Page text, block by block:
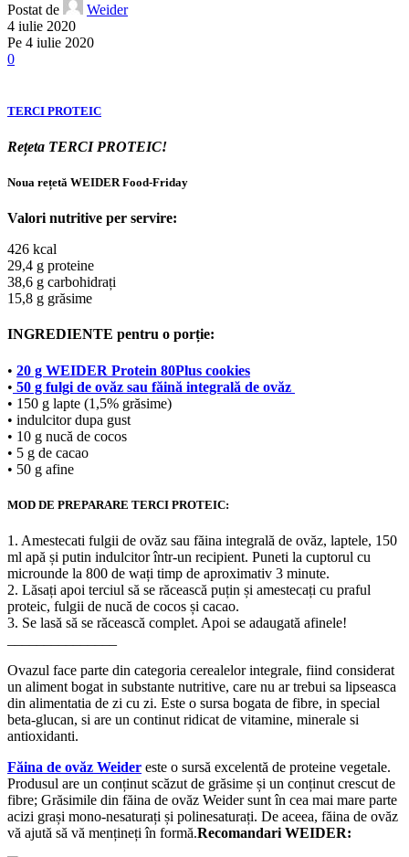
Postat de
Weider
4 iulie 2020
Pe 4 iulie 2020
0
TERCI PROTEIC
Rețeta TERCI PROTEIC!
Noua rețetă WEIDER Food-Friday
Valori nutritive per servire:
426 kcal
29,4 g proteine
38,6 g carbohidrați
15,8 g grăsime
INGREDIENTE pentru o porție:
• 20 g WEIDER Protein 80Plus cookies
• 50 g fulgi de ovăz sau făină integrală de ovăz
• 150 g lapte (1,5% grăsime)
• indulcitor dupa gust
• 10 g nucă de cocos
• 5 g de cacao
• 50 g afine
MOD DE PREPARARE TERCI PROTEIC:
1. Amestecati fulgii de ovăz sau făina integrală de ovăz, laptele, 150
ml apă și putin indulcitor într-un recipient. Puneti la cuptorul cu
microunde la 800 de wați timp de aproximativ 3 minute.
2. Lăsați apoi terciul să se răcească puțin și amestecați cu praful
proteic, fulgii de nucă de cocos și cacao.
3. Se lasă să se răcească complet. Apoi se adaugată afinele!
Ovazul face parte din categoria cerealelor integrale, fiind considerat
un aliment bogat in substante nutritive, care nu ar trebui sa lipseasca
din alimentatia de zi cu zi. Este o sursa bogata de fibre, in special
beta-glucan, si are un continut ridicat de vitamine, minerale si
antioxidanti.
Făina de ovăz Weider este o sursă excelentă de proteine vegetale.
Produsul are un conținut scăzut de grăsime și un conținut crescut de
fibre; Grăsimile din făina de ovăz Weider sunt în cea mai mare parte
acizi grași mono-nesaturați și polinesaturați. De aceea, făina de ovăz
vă ajută să vă mențineți în formă.Recomandari WEIDER: